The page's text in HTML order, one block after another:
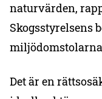
naturvärden,
Skogsstyrelsens
Det är en